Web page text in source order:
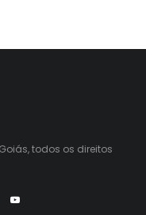
todos os direitos